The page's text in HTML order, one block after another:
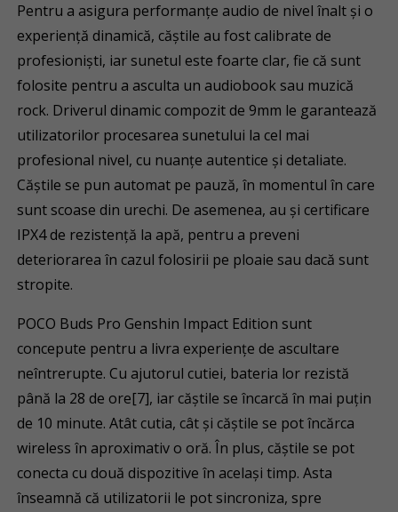
Pentru a asigura performanțe audio de nivel înalt și o
experiență dinamică, căștile au fost calibrate de
profesioniști, iar sunetul este foarte clar, fie că sunt
folosite pentru a asculta un audiobook sau muzică
rock. Driverul dinamic compozit de 9mm le garantează
utilizatorilor procesarea sunetului la cel mai
profesional nivel, cu nuanțe autentice și detaliate.
Căștile se pun automat pe pauză, în momentul în care
sunt scoase din urechi. De asemenea, au și certificare
IPX4 de rezistență la apă, pentru a preveni
deteriorarea în cazul folosirii pe ploaie sau dacă sunt
stropite.
POCO Buds Pro Genshin Impact Edition sunt
concepute pentru a livra experiențe de ascultare
neîntrerupte. Cu ajutorul cutiei, bateria lor rezistă
până la 28 de ore[7], iar căștile se încarcă în mai puțin
de 10 minute. Atât cutia, cât și căștile se pot încărca
wireless în aproximativ o oră. În plus, căștile se pot
conecta cu două dispozitive în același timp. Asta
înseamnă că utilizatorii le pot sincroniza, spre